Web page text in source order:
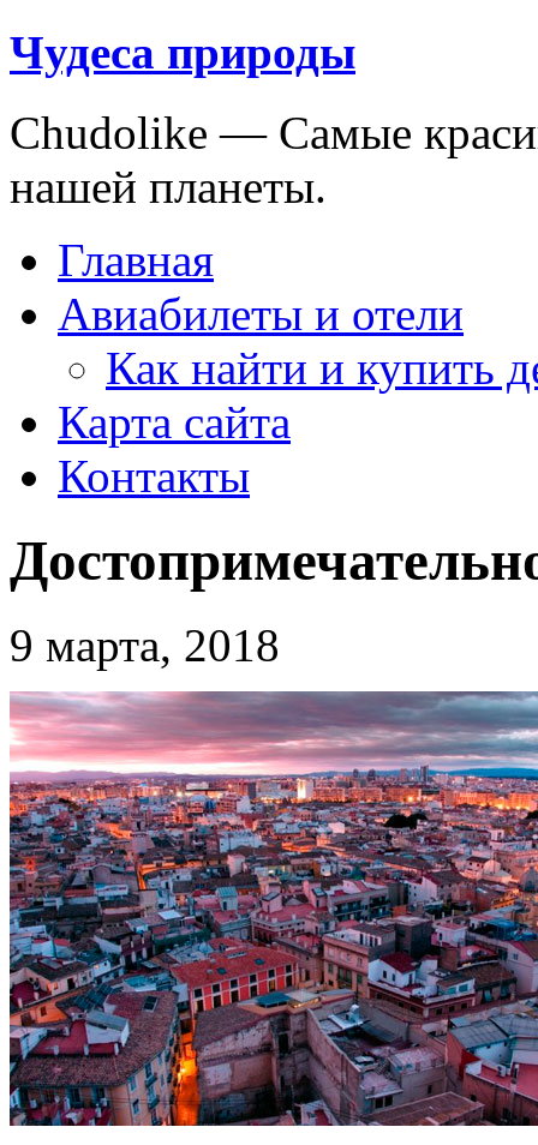
Чудеса природы
Chudolike — Cамые
нашей планеты.
Главная
Авиабилеты и отели
Как найти и купить
Карта сайта
Контакты
9 марта, 2018